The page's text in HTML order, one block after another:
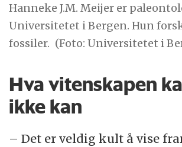
Hanneke J.M. Meijer er
Universitetet i Bergen. Hun
fossiler. (Foto: Universitetet i
Hva vitenskapen
ikke kan
– Det er veldig kult å vise